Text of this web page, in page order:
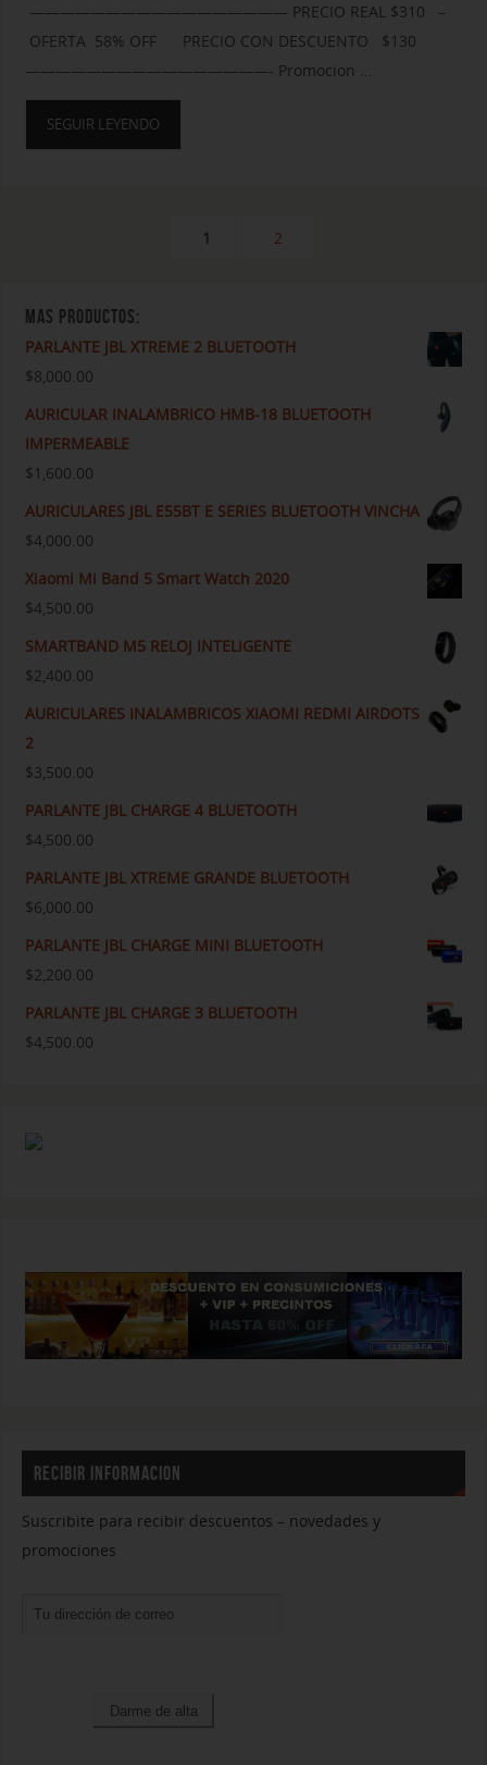
————————————————— PRECIO REAL $310 –
OFERTA 58% OFF PRECIO CON DESCUENTO $130
————————————————- Promocion …
SEGUIR LEYENDO
1 2
MAS PRODUCTOS:
PARLANTE JBL XTREME 2 BLUETOOTH
$8,000.00
AURICULAR INALAMBRICO HMB-18 BLUETOOTH
IMPERMEABLE
$1,600.00
AURICULARES JBL E55BT E SERIES BLUETOOTH VINCHA
$4,000.00
Xiaomi Mi Band 5 Smart Watch 2020
$4,500.00
SMARTBAND M5 RELOJ INTELIGENTE
$2,400.00
AURICULARES INALAMBRICOS XIAOMI REDMI AIRDOTS
2
$3,500.00
PARLANTE JBL CHARGE 4 BLUETOOTH
$4,500.00
PARLANTE JBL XTREME GRANDE BLUETOOTH
$6,000.00
PARLANTE JBL CHARGE MINI BLUETOOTH
$2,200.00
PARLANTE JBL CHARGE 3 BLUETOOTH
$4,500.00
RECIBIR INFORMACION
Suscribite para recibir descuentos – novedades y
promociones